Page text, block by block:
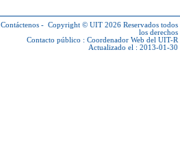
Contáctenos - Copyright © UIT 2026 Reservados todos
los derechos
Contacto público : Coordenador Web del UIT-R
Actualizado el : 2013-01-30